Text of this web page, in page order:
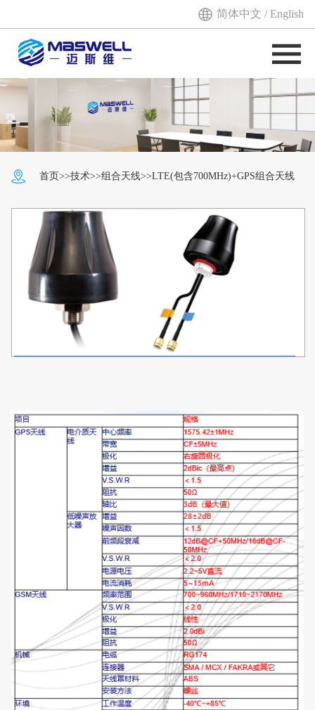
简体中文/English
首页>>技术>>组合天线>>LTE(包含700MHz)+GPS组合天线